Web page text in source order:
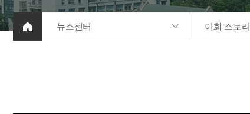
뉴스센터 이화 스토리